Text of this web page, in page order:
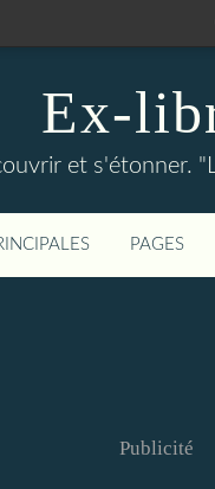
Ex-
et s'étonner.
PAGES
Publicité